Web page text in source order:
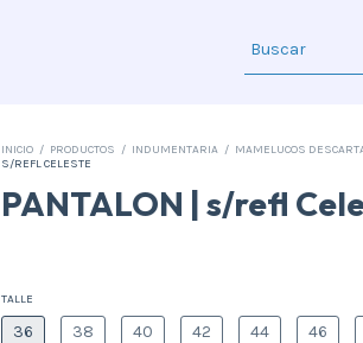
INICIO / PRODUCTOS / INDUMENTARIA / MAMELUCOS
S/REFL CELESTE
PANTALON | s/refl
TALLE
36 38 40 42 44 46